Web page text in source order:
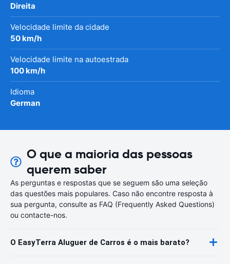
Direita
Velocidade limite da cidade
50 km/h
Velocidade limite na autoestrada
100 km/h
Idioma
German
O que a maioria das pessoas
querem saber
As perguntas e respostas que se seguem são uma seleção
das questões mais populares. Caso não encontre resposta à
sua pergunta, consulte as FAQ (Frequently Asked Questions)
ou contacte-nos.
O EasyTerra Aluguer de Carros é o mais barato?